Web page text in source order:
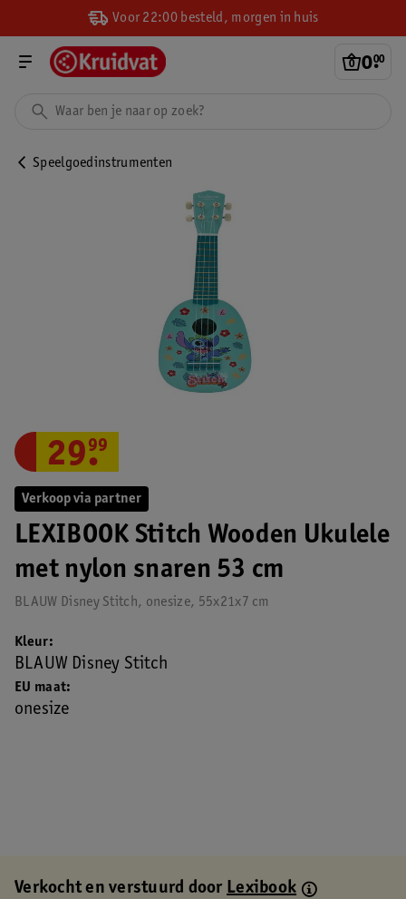
Voor 22:00 besteld, morgen in huis
0.
00
Speelgoedinstrumenten
Verkoop via partner
LEXIBOOK Stitch Wooden Ukulele
met nylon snaren 53 cm
BLAUW Disney Stitch, onesize, 55x21x7 cm
29.
99
EU maat
onesize
Kleur
BLAUW Disney Stitch
Verkocht en verstuurd doorLexibook